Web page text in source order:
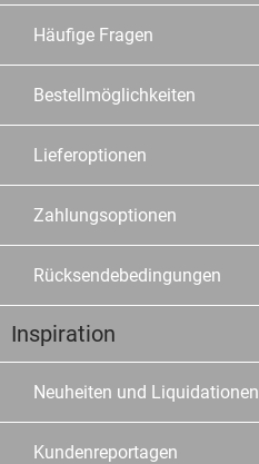
Häufige Fragen
Bestellmöglichkeiten
Lieferoptionen
Zahlungsoptionen
Rücksendebedingungen
Inspiration
Neuheiten und Liquidationen
Kundenreportagen